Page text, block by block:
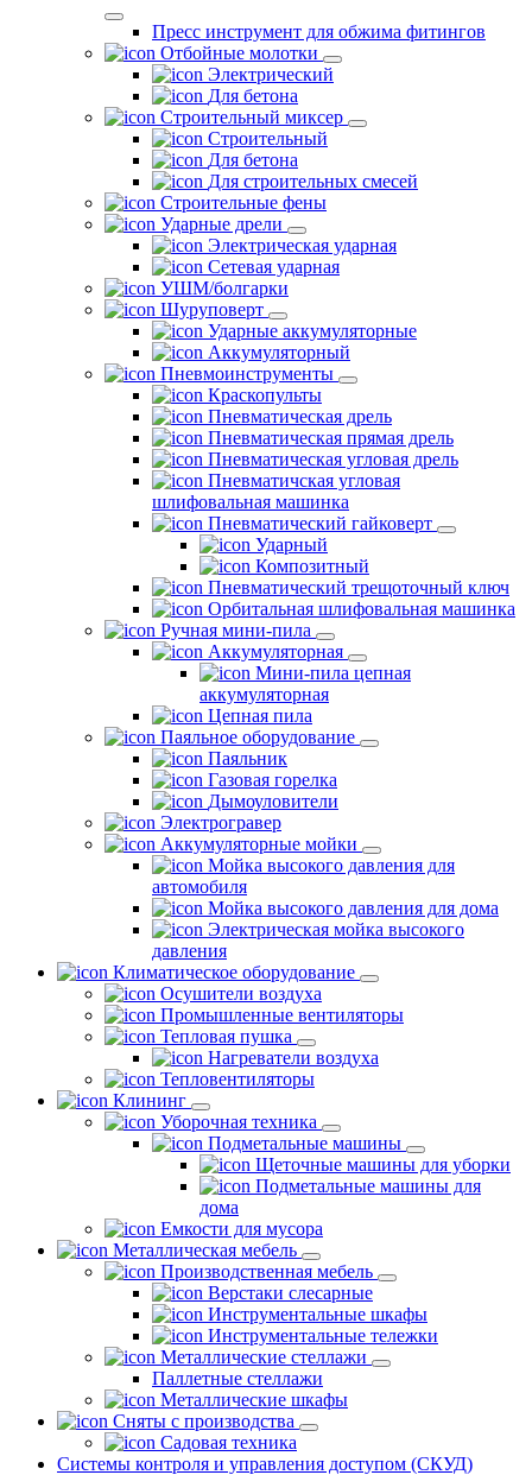
Пресс инструмент для обжима фитингов
Отбойные молотки
Электрический
Для бетона
Строительный миксер
Строительный
Для бетона
Для строительных смесей
Строительные фены
Ударные дрели
Электрическая ударная
Сетевая ударная
УШМ/болгарки
Шуруповерт
Ударные аккумуляторные
Аккумуляторный
Пневмоинструменты
Краскопульты
Пневматическая дрель
Пневматическая прямая дрель
Пневматическая угловая дрель
Пневматичская угловая
шлифовальная машинка
Пневматический гайковерт
Ударный
Композитный
Пневматический трещоточный ключ
Орбитальная шлифовальная машинка
Ручная мини-пила
Аккумуляторная
Мини-пила цепная
аккумуляторная
Цепная пила
Паяльное оборудование
Паяльник
Газовая горелка
Дымоуловители
Электрогравер
Аккумуляторные мойки
Мойка высокого давления для
автомобиля
Мойка высокого давления для дома
Электрическая мойка высокого
давления
Климатическое оборудование
Осушители воздуха
Промышленные вентиляторы
Тепловая пушка
Нагреватели воздуха
Тепловентиляторы
Клининг
Уборочная техника
Подметальные машины
Щеточные машины для уборки
Подметальные машины для
дома
Емкости для мусора
Металлическая мебель
Производственная мебель
Верстаки слесарные
Инструментальные шкафы
Инструментальные тележки
Металлические стеллажи
Паллетные стеллажи
Металлические шкафы
Сняты с производства
Садовая техника
Системы контроля и управления доступом (СКУД)